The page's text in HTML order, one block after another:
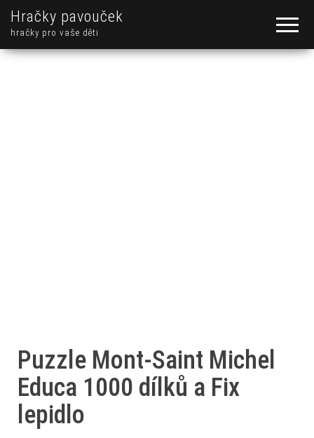
Hračky pavouček
hračky pro vaše děti
Puzzle Mont-Saint Michel
Educa 1000 dílků a Fix
lepidlo